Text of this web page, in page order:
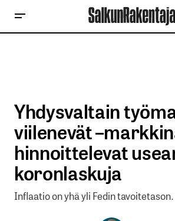
Yhdysvaltain
viilenevät
hinnoittelevat
koronlaskuja
Inflaatio on yhä yli Fedin tavoitetason.